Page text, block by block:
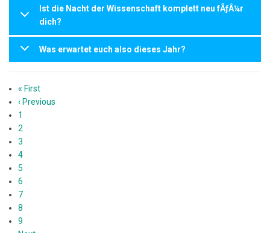
Ist die Nacht der Wissenschaft komplett neu fÃƒÂ¼r
dich?
Was erwartet euch also dieses Jahr?
Seitennummerierung
Erste
Seite
« First
Vorherige
Seite
‹ Previous
Page
1
Page
2
Page
3
Page
4
Page
5
Aktuelle
Seite
6
Page
7
Page
8
Page
9